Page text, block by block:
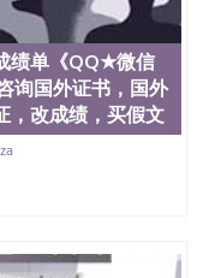
教育机构，并获
其计算机系与会
表现优异。其毕
谷中心得到工作
和大四的学期提
加州大学系统
圣何塞州立大学
。 圣何塞州立大
的旧金山-圣何塞
计算机科学，电
绩单《QQ★微信
询国外证书，国外
，改成绩，买假文